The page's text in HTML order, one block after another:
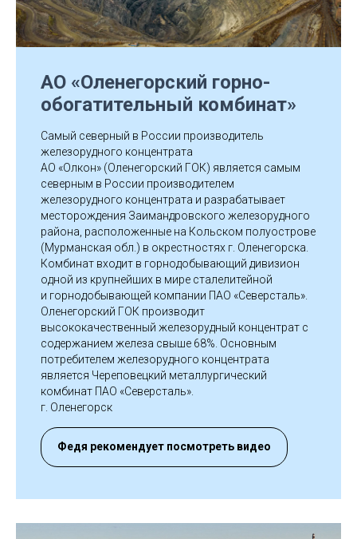
АО «Оленегорский горно-
обогатительный комбинат»
Самый северный в России производитель
железорудного концентрата
АО «Олкон» (Оленегорский ГОК) является самым
северным в России производителем
железорудного концентрата и разрабатывает
месторождения Заимандровского железорудного
района, расположенные на Кольском полуострове
(Мурманская обл.) в окрестностях г. Оленегорска.
Комбинат входит в горнодобывающий дивизион
одной из крупнейших в мире сталелитейной
и горнодобывающей компании ПАО «Северсталь».
Оленегорский ГОК производит
высококачественный железорудный концентрат с
содержанием железа свыше 68%. Основным
потребителем железорудного концентрата
является Череповецкий металлургический
комбинат ПАО «Северсталь».
г. Оленегорск
Федя рекомендует посмотреть видео